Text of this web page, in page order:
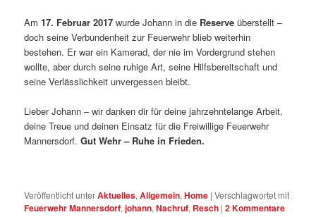
Am17. Februar 2017 wurde Johann in die Reserve überstellt –
doch seine Verbundenheit zur Feuerwehr blieb weiterhin
bestehen. Er war ein Kamerad, der nie im Vordergrund stehen
wollte, aber durch seine ruhige Art, seine Hilfsbereitschaft und
seine Verlässlichkeit unvergessen bleibt.
Lieber Johann – wir danken dir für deine jahrzehntelange Arbeit,
deine Treue und deinen Einsatz für die Freiwillige Feuerwehr
Mannersdorf.Gut Wehr – Ruhe in Frieden.
Veröffentlicht unterAktuelles,Allgemein,Home |Verschlagwortet mit
Feuerwehr Mannersdorf,johann,Nachruf, Resch |2Kommentare